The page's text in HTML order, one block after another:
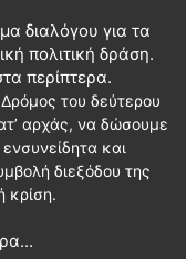
διαλόγου για τα
πολιτική δράση.
περίπτερα.
Δρόμος του δεύτερου
αρχάς, να δώσουμε
και
διεξόδου της
κρίση.